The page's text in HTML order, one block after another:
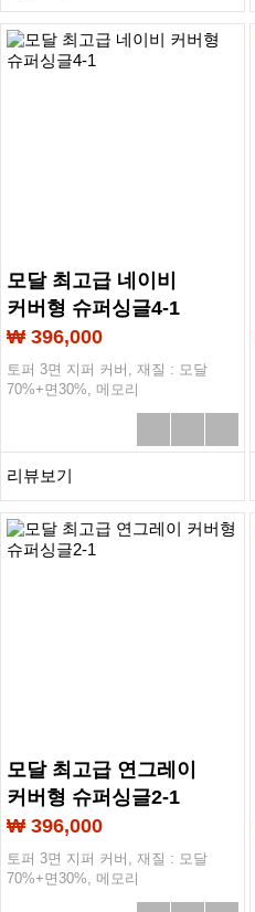
모달 최고급 네이비
커버형 슈퍼싱글4-1
₩ 396,000
토퍼 3면 지퍼 커버, 재질 : 모달
70%+면30%, 메모리
리뷰보기
모달 최고급 연그레이
커버형 슈퍼싱글2-1
₩ 396,000
토퍼 3면 지퍼 커버, 재질 : 모달
70%+면30%, 메모리